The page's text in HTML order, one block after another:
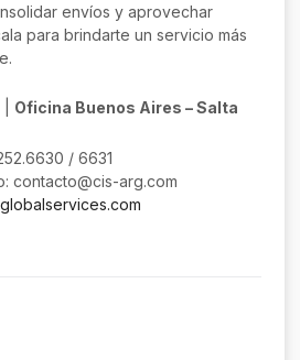
envíos y aprovechar
para brindarte un servicio más
Oficina Buenos Aires – Salta
/ 6631
contacto@cis-arg.com